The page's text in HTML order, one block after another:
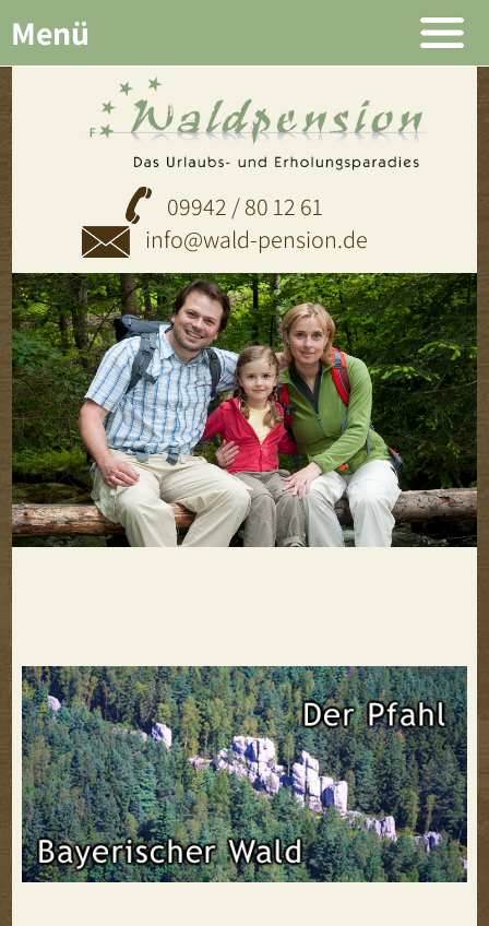
09942 / 80 12 61
info@wald-pension.de
Menü